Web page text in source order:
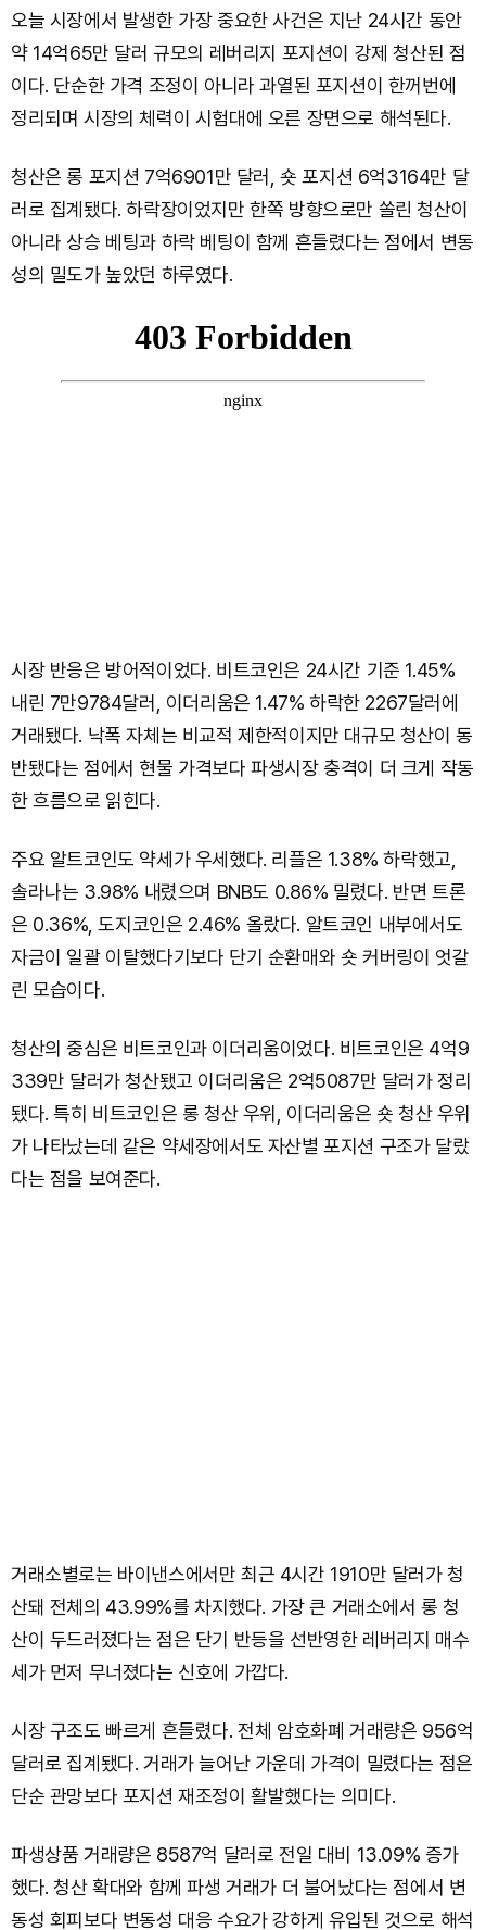
오늘 시장에서 발생한 가장 중요한 사건은 지난 24시간 동안
약 14억65만 달러 규모의 레버리지 포지션이 강제 청산된 점
이다. 단순한 가격 조정이 아니라 과열된 포지션이 한꺼번에
정리되며 시장의 체력이 시험대에 오른 장면으로 해석된다.
청산은 롱 포지션 7억6901만 달러, 숏 포지션 6억3164만 달
러로 집계됐다. 하락장이었지만 한쪽 방향으로만 쏠린 청산이
아니라 상승 베팅과 하락 베팅이 함께 흔들렸다는 점에서 변동
성의 밀도가 높았던 하루였다.
시장 반응은 방어적이었다. 비트코인은 24시간 기준 1.45%
내린 7만9784달러, 이더리움은 1.47% 하락한 2267달러에
거래됐다. 낙폭 자체는 비교적 제한적이지만 대규모 청산이 동
반됐다는 점에서 현물 가격보다 파생시장 충격이 더 크게 작동
한 흐름으로 읽힌다.
주요 알트코인도 약세가 우세했다. 리플은 1.38% 하락했고,
솔라나는 3.98% 내렸으며 BNB도 0.86% 밀렸다. 반면 트론
은 0.36%, 도지코인은 2.46% 올랐다. 알트코인 내부에서도
자금이 일괄 이탈했다기보다 단기 순환매와 숏 커버링이 엇갈
린 모습이다.
청산의 중심은 비트코인과 이더리움이었다. 비트코인은 4억9
339만 달러가 청산됐고 이더리움은 2억5087만 달러가 정리
됐다. 특히 비트코인은 롱 청산 우위, 이더리움은 숏 청산 우위
가 나타났는데 같은 약세장에서도 자산별 포지션 구조가 달랐
다는 점을 보여준다.
거래소별로는 바이낸스에서만 최근 4시간 1910만 달러가 청
산돼 전체의 43.99%를 차지했다. 가장 큰 거래소에서 롱 청
산이 두드러졌다는 점은 단기 반등을 선반영한 레버리지 매수
세가 먼저 무너졌다는 신호에 가깝다.
시장 구조도 빠르게 흔들렸다. 전체 암호화폐 거래량은 956억
달러로 집계됐다. 거래가 늘어난 가운데 가격이 밀렸다는 점은
단순 관망보다 포지션 재조정이 활발했다는 의미다.
파생상품 거래량은 8587억 달러로 전일 대비 13.09% 증가
했다. 청산 확대와 함께 파생 거래가 더 불어났다는 점에서 변
동성 회피보다 변동성 대응 수요가 강하게 유입된 것으로 해석